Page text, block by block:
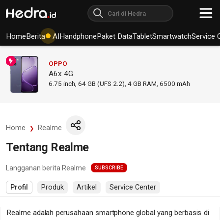
HomeBerita AIHandphonePaket DataTabletSmartwatchService
OPPO
A6x 4G
6.75 inch, 64 GB (UFS 2.2), 4 GB RAM 6500 mAh
Home Realme
Tentang Realme
Langganan berita Realme SUBSCRIBE
Profil Produk Artikel Service Center
Realme adalah perusahaan smartphone global yang berbasis di